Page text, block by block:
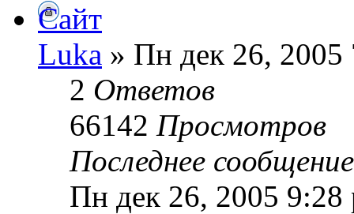
Сайт
Luka » Пн дек 26, 2005
2 Ответов
66142 Просмотров
Последнее
Пн дек 26, 2005 9:28